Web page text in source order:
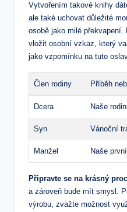
Vytvořením takové knihy
ale také uchovat důležité
osobě jako milé překvapení.
vložit osobní vzkaz, který
jako vzpomínku na tuto
Člen rodiny Příběh
Dcera Naše
Syn Vánoční
Manžel Naše
Připravte se na krásný
a zároveň bude mít smysl.
výrobu, zvažte možnost